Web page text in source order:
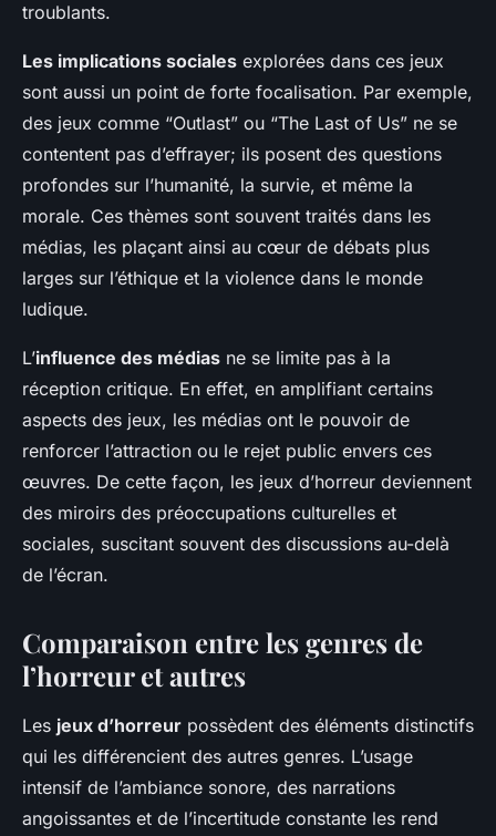
troublants.
Les implications sociales explorées dans ces jeux
sont aussi un point de forte focalisation. Par exemple,
des jeux comme “Outlast” ou “The Last of Us” ne se
contentent pas d’effrayer; ils posent des questions
profondes sur l’humanité, la survie, et même la
morale. Ces thèmes sont souvent traités dans les
médias, les plaçant ainsi au cœur de débats plus
larges sur l’éthique et la violence dans le monde
ludique.
L’influence des médias ne se limite pas à la
réception critique. En effet, en amplifiant certains
aspects des jeux, les médias ont le pouvoir de
renforcer l’attraction ou le rejet public envers ces
œuvres. De cette façon, les jeux d’horreur deviennent
des miroirs des préoccupations culturelles et
sociales, suscitant souvent des discussions au-delà
de l’écran.
Comparaison entre les genres de
l’horreur et autres
Les jeux d’horreur possèdent des éléments distinctifs
qui les différencient des autres genres. L’usage
intensif de l’ambiance sonore, des narrations
angoissantes et de l’incertitude constante les rend